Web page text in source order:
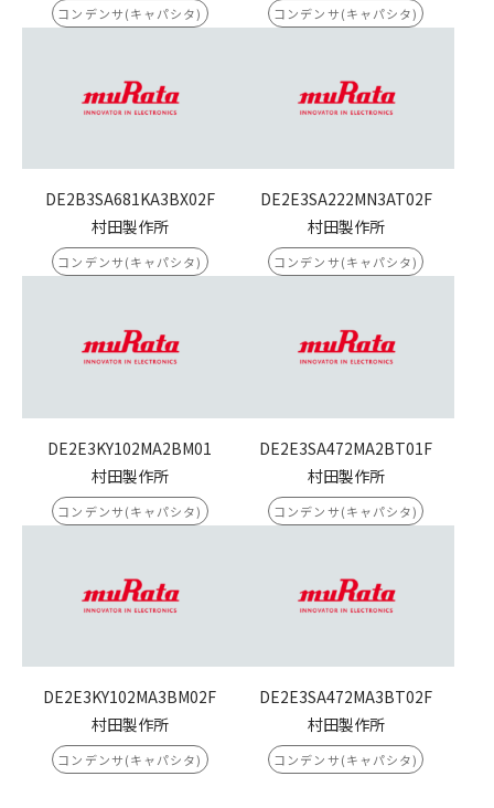
コンデンサ(キャパシタ) コンデンサ(キャパシタ)
DE2B3SA681KA3BX02F
村田製作所
コンデンサ(キャパシタ)
DE2E3SA222MN3AT02F
村田製作所
コンデンサ(キャパシタ)
DE2E3KY102MA2BM01
村田製作所
コンデンサ(キャパシタ)
DE2E3SA472MA2BT01F
村田製作所
コンデンサ(キャパシタ)
DE2E3KY102MA3BM02F
村田製作所
コンデンサ(キャパシタ)
DE2E3SA472MA3BT02F
村田製作所
コンデンサ(キャパシタ)